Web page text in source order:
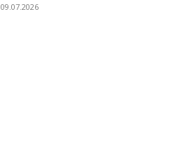
09.07.2026